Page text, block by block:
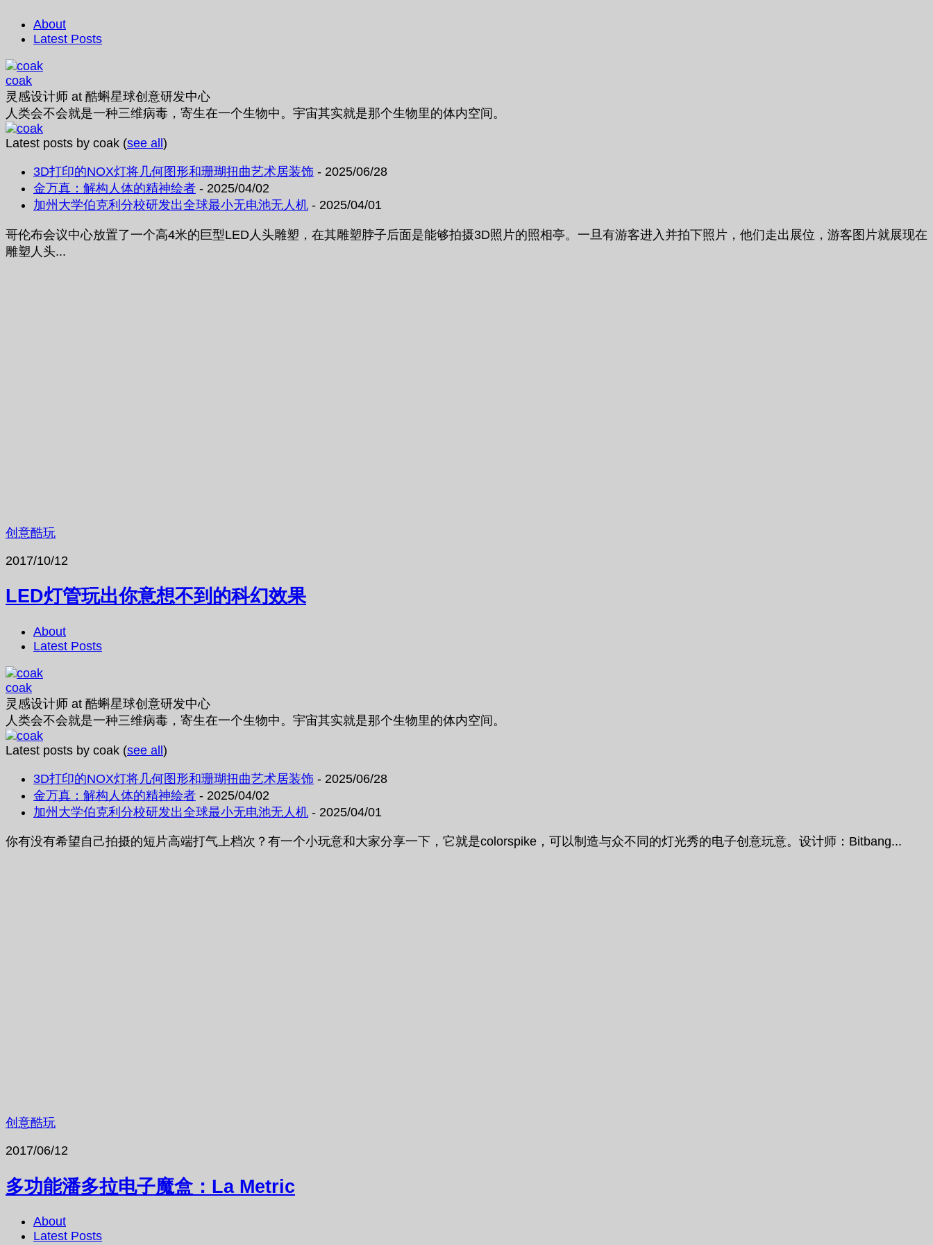
About
Latest Posts
coak
灵感设计师 at 酷蝌星球创意研发中心
人类会不会就是一种三维病毒，寄生在一个生物中。宇宙其实就是那个生物里的体内空间。
Latest posts by coak (see all )
3D打印的NOX灯将几何图形和珊瑚扭曲艺术居装饰 - 2025/06/28
金万真：解构人体的精神绘者 - 2025/04/02
加州大学伯克利分校研发出全球最小无电池无人机 - 2025/04/01
哥伦布会议中心放置了一个高4米的巨型LED人头雕塑，在其雕塑脖子后面是能够拍摄3D照片的照相亭。一旦有游客进入并拍下照片，他们走出展位，游客图片就展现在
雕塑人头...
创意酷玩
2017/10/12
LED灯管玩出你意想不到的科幻效果
About
Latest Posts
coak
灵感设计师 at 酷蝌星球创意研发中心
人类会不会就是一种三维病毒，寄生在一个生物中。宇宙其实就是那个生物里的体内空间。
Latest posts by coak (see all)
3D打印的NOX灯将几何图形和珊瑚扭曲艺术居装饰 - 2025/06/28
金万真：解构人体的精神绘者 - 2025/04/02
加州大学伯克利分校研发出全球最小无电池无人机 - 2025/04/01
你有没有希望自己拍摄的短片高端打气上档次？有一个小玩意和大家分享一下，它就是colorspike，可以制造与众不同的灯光秀的电子创意玩意。设计师：Bitbang...
创意酷玩
2017/06/12
多功能潘多拉电子魔盒：La Metric
About
Latest Posts